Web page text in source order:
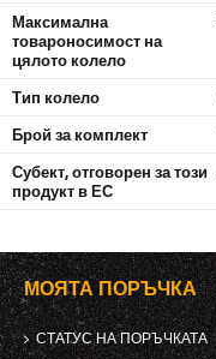
Максимална
товароносимост на
цялото колело
Тип колело
Брой за комплект
Субект, отговорен за този
продукт в ЕС
МОЯТА ПОРЪЧКА
СТАТУС НА ПОРЪЧКАТА